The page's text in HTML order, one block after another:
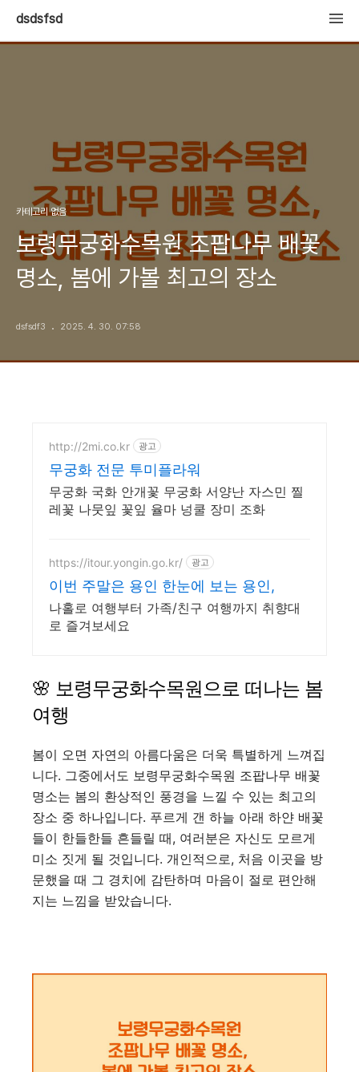
dsdsfsd
카테고리 없음
보령무궁화수목원 조팝나무 배꽃
명소, 봄에 가볼 최고의 장소
dsfsdf3 2025. 4. 30. 07:58
http://2mi.co.kr 광고
무궁화 전문 투미플라워
무궁화 국화 안개꽃 무궁화 서양난 자스민 찔
레꽃 나뭇잎 꽃잎 율마 넝쿨 장미 조화
https://itour.yongin.go.kr/ 광고
이번 주말은 용인 한눈에 보는 용인,
나홀로 여행부터 가족/친구 여행까지 취향대
로 즐겨보세요
🌸 보령무궁화수목원으로 떠나는 봄
여행
봄이 오면 자연의 아름다움은 더욱 특별하게 느껴집
니다. 그중에서도 보령무궁화수목원 조팝나무 배꽃
명소는 봄의 환상적인 풍경을 느낄 수 있는 최고의
장소 중 하나입니다. 푸르게 갠 하늘 아래 하얀 배꽃
들이 한들한들 흔들릴 때, 여러분은 자신도 모르게
미소 짓게 될 것입니다. 개인적으로, 처음 이곳을 방
문했을 때 그 경치에 감탄하며 마음이 절로 편안해
지는 느낌을 받았습니다.